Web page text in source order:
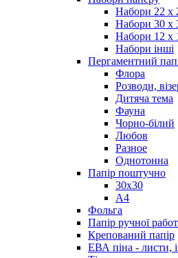
Набори 22 х
Набори 30 х
Набори 12 х
Набори інші
Пергаментний
Флора
Розводи,
Дитяча тема
Фауна
Чорно-білий
Любов
Разное
Однотонна
Папір поштучно
30х30
А4
Фольга
Папір ручної
Крепований папір
ЕВА піна - листи,